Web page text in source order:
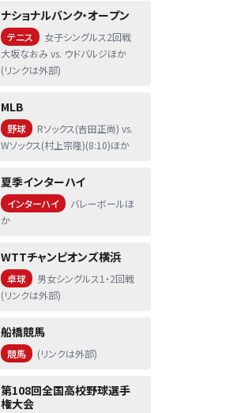
ナショナルバンク・オープン
テニス
女子シングルス2回戦
大坂なおみ vs. ウドバルジほか
(リンクは外部)
MLB
野球
Rソックス(吉田正尚) vs.
Wソックス(村上宗隆)(8:10)ほか
夏季インターハイ
インターハイ
バレーボールほ
か
WTTチャンピオンズ横浜
卓球
男女シングルス1・2回戦
(リンクは外部)
船橋競馬
競馬 (リンクは外部)
第108回全国高校野球選手
権大会